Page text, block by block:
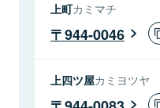
上町カミマチ
944-0046
上四ツ屋カミヨツヤ